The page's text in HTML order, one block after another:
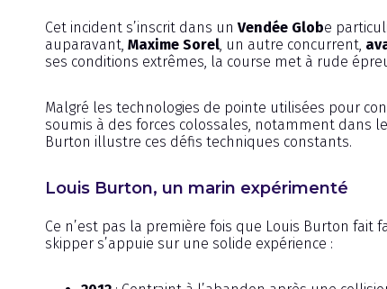
Cet incident s’inscrit dans un Vendée Globe
auparavant, Maxime Sorel , un autre concurrent,
ses conditions extrêmes, la course met à rude
Malgré les technologies de pointe utilisées pour
soumis à des forces colossales, notamment dans
Burton illustre ces défis techniques constants.
Louis Burton, un marin expérimenté
Ce n’est pas la première fois que Louis Burton fait
skipper s’appuie sur une solide expérience :